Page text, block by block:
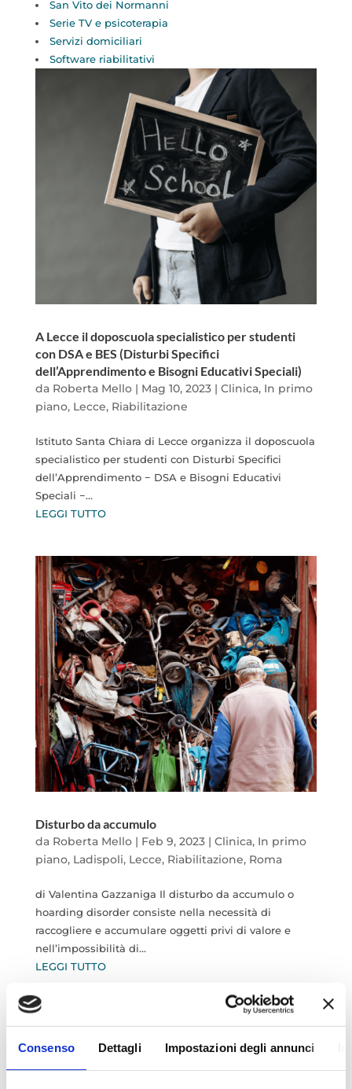
Consenso Dettagli Impostazioni degli annunci
San Vito dei Normanni
Serie TV e psicoterapia
Servizi domiciliari
Software riabilitativi
A Lecce il doposcuola specialistico per studenti
con DSA e BES (Disturbi Specifici
dell’Apprendimento e Bisogni Educativi Speciali)
da Roberta Mello| Mag 10, 2023| Clinica, In primo
piano, Lecce, Riabilitazione
Istituto Santa Chiara di Lecce organizza il doposcuola
specialistico per studenti con Disturbi Specifici
dell’Apprendimento − DSA e Bisogni Educativi
Speciali −...
LEGGI TUTTO
Disturbo da accumulo
da Roberta Mello| Feb 9, 2023| Clinica, In primo
piano, Ladispoli, Lecce, Riabilitazione, Roma
di Valentina Gazzaniga Il disturbo da accumulo o
hoarding disorder consiste nella necessità di
raccogliere e accumulare oggetti privi di valore e
nell’impossibilità di...
LEGGI TUTTO